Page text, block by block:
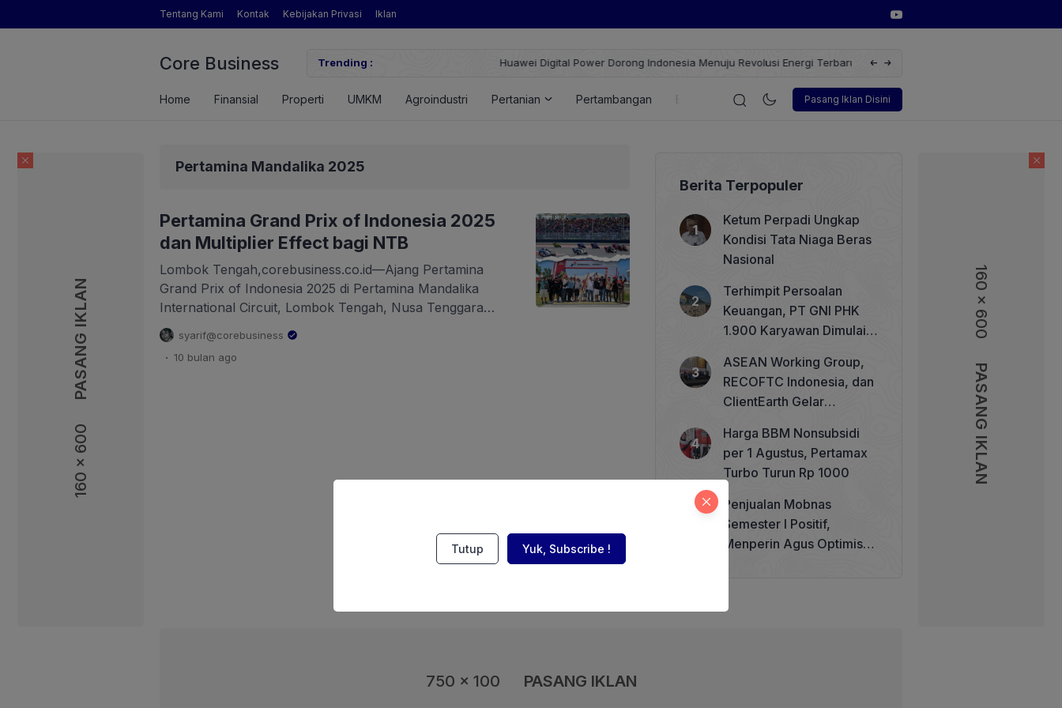
160 x 600
PASANG IKLAN 160 x 600
PASANG IKLAN
Tentang Kami Kontak Kebijakan Privasi Iklan
Core Business Trending :
Pengamat Pertanian yang Dimaksud Mentan Amran?
Huawei Digital Power Dorong Indonesia Menuju Revolusi Energi Terbarukan dengan Solusi
Pasang Iklan Disini
Home Finansial Properti UMKM Agroindustri Pertanian Pertambangan Energi Korporasi Teknologi Otomotif
Pertamina Mandalika 2025
Pertamina Grand Prix of Indonesia 2025
dan Multiplier Effect bagi NTB
Lombok Tengah,corebusiness.co.id—Ajang Pertamina
Grand Prix of Indonesia 2025 di Pertamina Mandalika
International Circuit, Lombok Tengah, Nusa Tenggara
Barat (NTB), mencatat sejarah baru sebagai
penyelenggaraan terbaik sejak pertama kali digelar yang
berlangsung tiga hari pada 3-5 Oktober 2025 kemarin.
syarif@corebusiness
. 10 bulan ago
Berita Terpopuler
Ketum Perpadi Ungkap
Kondisi Tata Niaga Beras
Nasional
Terhimpit Persoalan
Keuangan, PT GNI PHK
1.900 Karyawan Dimulai 5
ASEAN Working Group,
RECOFTC Indonesia, dan
ClientEarth Gelar
Memperkuat Tata Kelola
Perhutanan Sosial
Harga BBM Nonsubsidi
per 1 Agustus, Pertamax
Turbo Turun Rp 1000
Penjualan Mobnas
Semester I Positif,
Menperin Agus Optimistis
750 x 100 PASANG IKLAN
Tutup Yuk, Subscribe !